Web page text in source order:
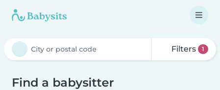
Filters 1
Find a babysitter